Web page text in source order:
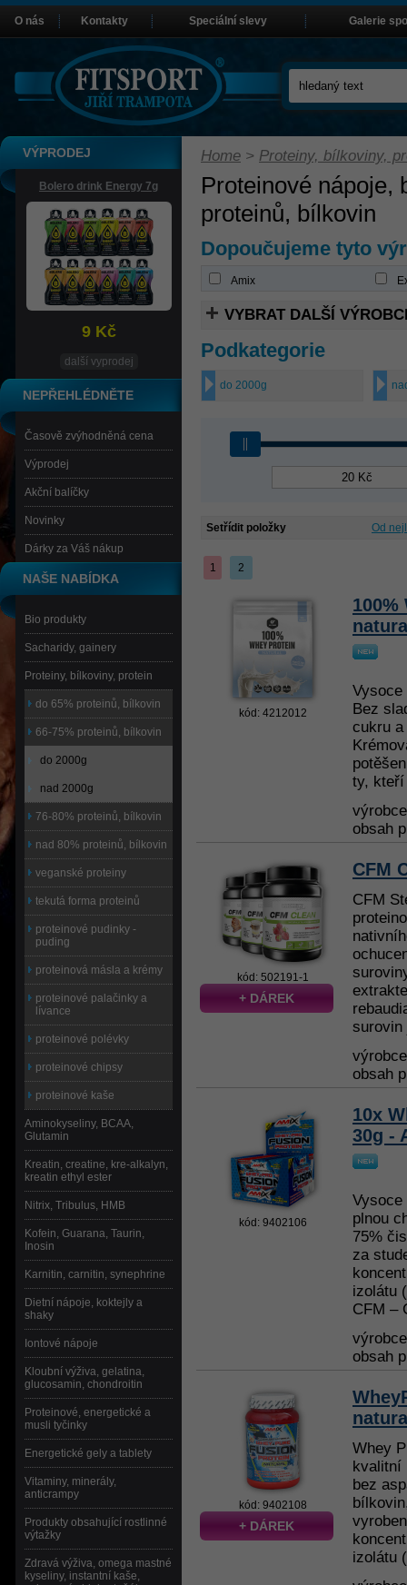
Home > Proteiny, bílkoviny,
Proteinové nápoje,
proteinů, bílkovin
Dopoučujeme tyto
Amix
VYBRAT DALŠÍ
Podkategorie
do 2000g
Setřídit položky Od
1 2
kód: 4212012
100%
Bez
cukru
ty,
obsah
kód: 502191-1
+ DÁREK
CFM
CFM
obsah
kód: 9402106
10x
30g -
plnou
75%
za
izolátu
CFM –
obsah
kód: 9402108
+ DÁREK
Whey
kvalitní
bez
izolátu
VÝPRODEJ
Bolero drink Energy 7g
9 Kč
další vyprodej
NEPŘEHLÉDNĚTE
Časově zvýhodněná cena
Výprodej
Akční balíčky
Novinky
Dárky za Váš nákup
NAŠE NABÍDKA
Bio produkty
Sacharidy, gainery
Proteiny, bílkoviny, protein
do 65% proteinů, bílkovin
66-75% proteinů, bílkovin
do 2000g
nad 2000g
76-80% proteinů, bílkovin
nad 80% proteinů, bílkovin
veganské proteiny
tekutá forma proteinů
proteinové pudinky -
puding
proteinová másla a krémy
proteinové palačinky a
lívance
proteinové polévky
proteinové chipsy
proteinové kaše
Aminokyseliny, BCAA,
Glutamin
Kreatin, creatine, kre-alkalyn,
kreatin ethyl ester
Nitrix, Tribulus, HMB
Kofein, Guarana, Taurin,
Inosin
Karnitin, carnitin, synephrine
Dietní nápoje, koktejly a
shaky
Iontové nápoje
Kloubní výživa, gelatina,
glucosamin, chondroitin
Proteinové, energetické a
musli tyčinky
Energetické gely a tablety
Vitaminy, minerály,
anticrampy
Produkty obsahující rostlinné
výtažky
Zdravá výživa, omega mastné
kyseliny, instantní kaše,
O nás Kontakty Speciální slevy Galerie